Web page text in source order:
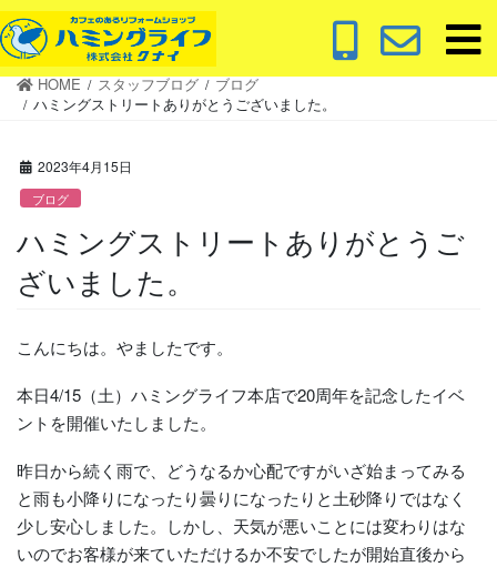
コ
ン
テ
ナ
ビ
ゲ
HOME スタッフブログ
ブログ
ハミングストリートありがとうございました。
2023年4月15日
ブログ
ハミングストリートありがとうご
ざいました。
こんにちは。やましたです。
本日4/15（土）ハミングライフ本店で20周年を記念したイベ
ントを開催いたしました。
昨日から続く雨で、どうなるか心配ですがいざ始まってみる
と雨も小降りになったり曇りになったりと土砂降りではなく
少し安心しました。しかし、天気が悪いことには変わりはな
いのでお客様が来ていただけるか不安でしたが開始直後から